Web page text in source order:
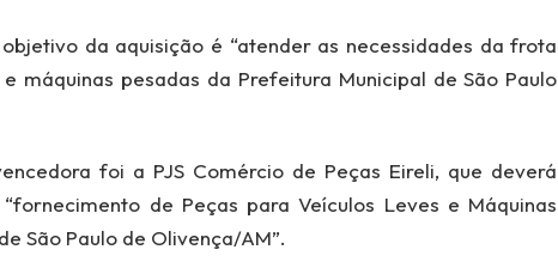
da aquisição é “atender as necessidades da frota
máquinas pesadas da Prefeitura Municipal de São Paulo
foi a PJS Comércio de Peças Eireli, que deverá
de Peças para Veículos Leves e Máquinas
São Paulo de Olivença/AM”.